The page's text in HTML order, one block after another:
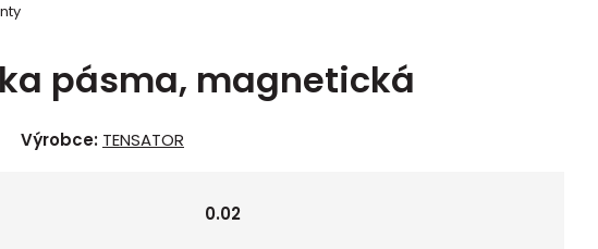
pásma, magnetická
Výrobce: TENSATOR
0.02